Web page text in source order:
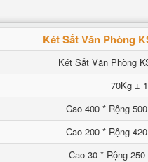
Két Sắt Văn Phòng
Két Sắt Văn Phòng
70Kg ±
Cao 400 * Rộng
Cao 200 * Rộng
Cao 30 * Rộng